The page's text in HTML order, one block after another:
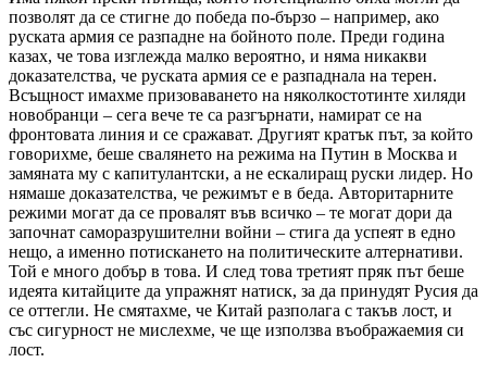
позволят да се стигне до победа по-бързо – например, ако
руската армия се разпадне на бойното поле. Преди година
казах, че това изглежда малко вероятно, и няма никакви
доказателства, че руската армия се е разпаднала на терен.
Всъщност имахме призоваването на няколкостотинте хиляди
новобранци – сега вече те са разгърнати, намират се на
фронтовата линия и се сражават. Другият кратък път, за който
говорихме, беше свалянето на режима на Путин в Москва и
замяната му с капитулантски, а не ескалиращ руски лидер. Но
нямаше доказателства, че режимът е в беда. Авторитарните
режими могат да се провалят във всичко – те могат дори да
започнат саморазрушителни войни – стига да успеят в едно
нещо, а именно потискането на политическите алтернативи.
Той е много добър в това. И след това третият пряк път беше
идеята китайците да упражнят натиск, за да принудят Русия да
се оттегли. Не смятахме, че Китай разполага с такъв лост, и
със сигурност не мислехме, че ще използва въображаемия си
лост.